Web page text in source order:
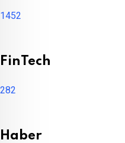
1452
FinTech
282
Haber